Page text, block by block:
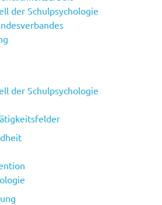
der Schulpsychologie
der Schulpsychologie